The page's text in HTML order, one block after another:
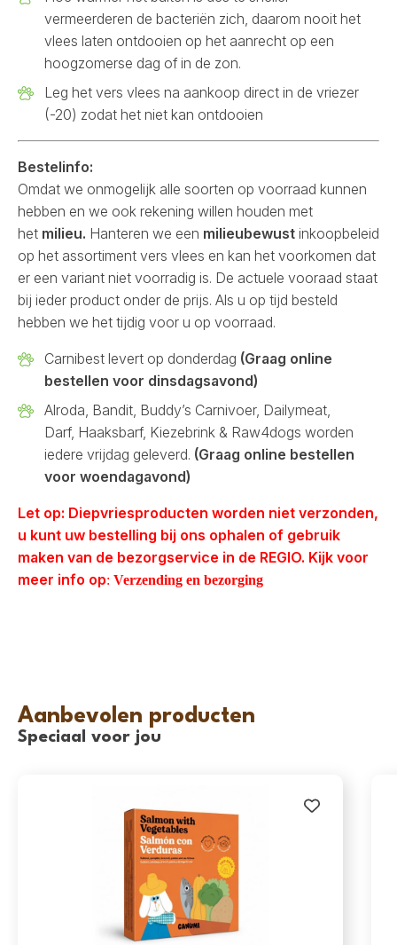
vermeerderen de bacteriën zich, daarom nooit het
vlees laten ontdooien op het aanrecht op een
hoogzomerse dag of in de zon.
Leg het vers vlees na aankoop direct in de vriezer
(-20) zodat het niet kan ontdooien
Bestelinfo:
Omdat we onmogelijk alle soorten op voorraad kunnen
hebben en we ook rekening willen houden met
het milieu. Hanteren we een milieubewust inkoopbeleid
op het assortiment vers vlees en kan het voorkomen dat
er een variant niet voorradig is. De actuele vooraad staat
bij ieder product onder de prijs. Als u op tijd besteld
hebben we het tijdig voor u op voorraad.
Carnibest levert op donderdag (Graag online
bestellen voor dinsdagsavond)
Alroda, Bandit, Buddy’s Carnivoer, Dailymeat,
Darf, Haaksbarf, Kiezebrink & Raw4dogs worden
iedere vrijdag geleverd. (Graag online bestellen
voor woendagavond)
Let op: Diepvriesproducten worden niet verzonden,
u kunt uw bestelling bij ons ophalen of gebruik
maken van de bezorgservice in de REGIO. Kijk voor
meer info op: Verzending en bezorging
Aanbevolen producten
Speciaal voor jou